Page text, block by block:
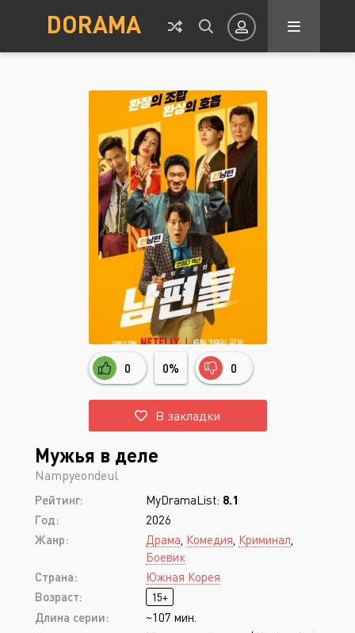
DORAMA
Авторизация
Запомнить
ВОЙТИ НА САЙТ
Восстановить пароль
Или войти через
0 0% 0
В закладки
Мужья в деле
Nampyeondeul
Рейтинг: MyDramaList: 8.1
Год:
2026
Жанр:
Драма Комедия Криминал
Боевик
Страна:
Южная Корея
Возраст:
15+
Длина серии:
~107 мин.